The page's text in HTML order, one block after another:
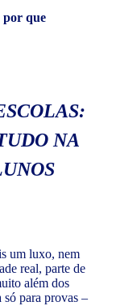
por que
NA
um luxo, nem
real, parte de
além dos
só para provas –